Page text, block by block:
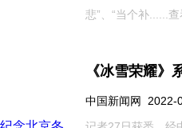
悲”、“当个补......
《冰雪荣耀
中国新闻网 2022-